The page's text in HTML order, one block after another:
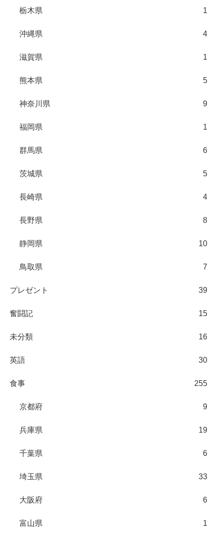
栃木県 1
沖縄県 4
滋賀県 1
熊本県 5
神奈川県 9
福岡県 1
群馬県 6
茨城県 5
長崎県 4
長野県 8
静岡県 10
鳥取県 7
プレゼント 39
奮闘記 15
未分類 16
英語 30
食事 255
京都府 9
兵庫県 19
千葉県 6
埼玉県 33
大阪府 6
富山県 1